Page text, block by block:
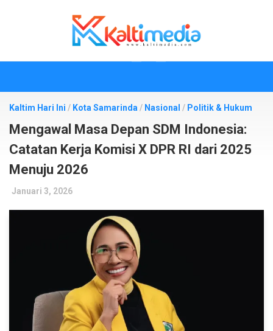
Kaltim Hari Ini / Kota Samarinda / Nasional / Politik & Hukum
Mengawal Masa Depan SDM Indonesia:
Catatan Kerja Komisi X DPR RI dari 2025
Menuju 2026
Januari 3, 2026